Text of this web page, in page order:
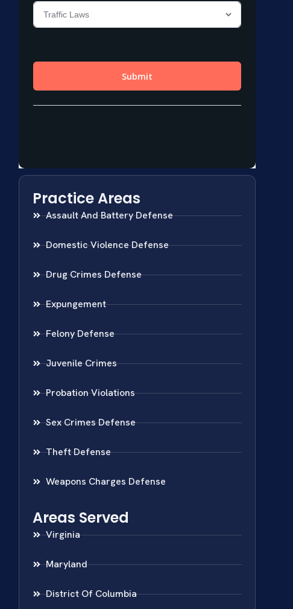
Practice Areas
Assault And Battery Defense
Domestic Violence Defense
Drug Crimes Defense
Expungement
Felony Defense
Juvenile Crimes
Probation Violations
Sex Crimes Defense
Theft Defense
Weapons Charges Defense
Areas Served
Virginia
Maryland
District Of Columbia